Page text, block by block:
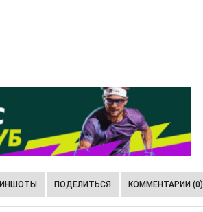
ПОДЕЛИТЬСЯ КОММЕНТАРИИ (0)